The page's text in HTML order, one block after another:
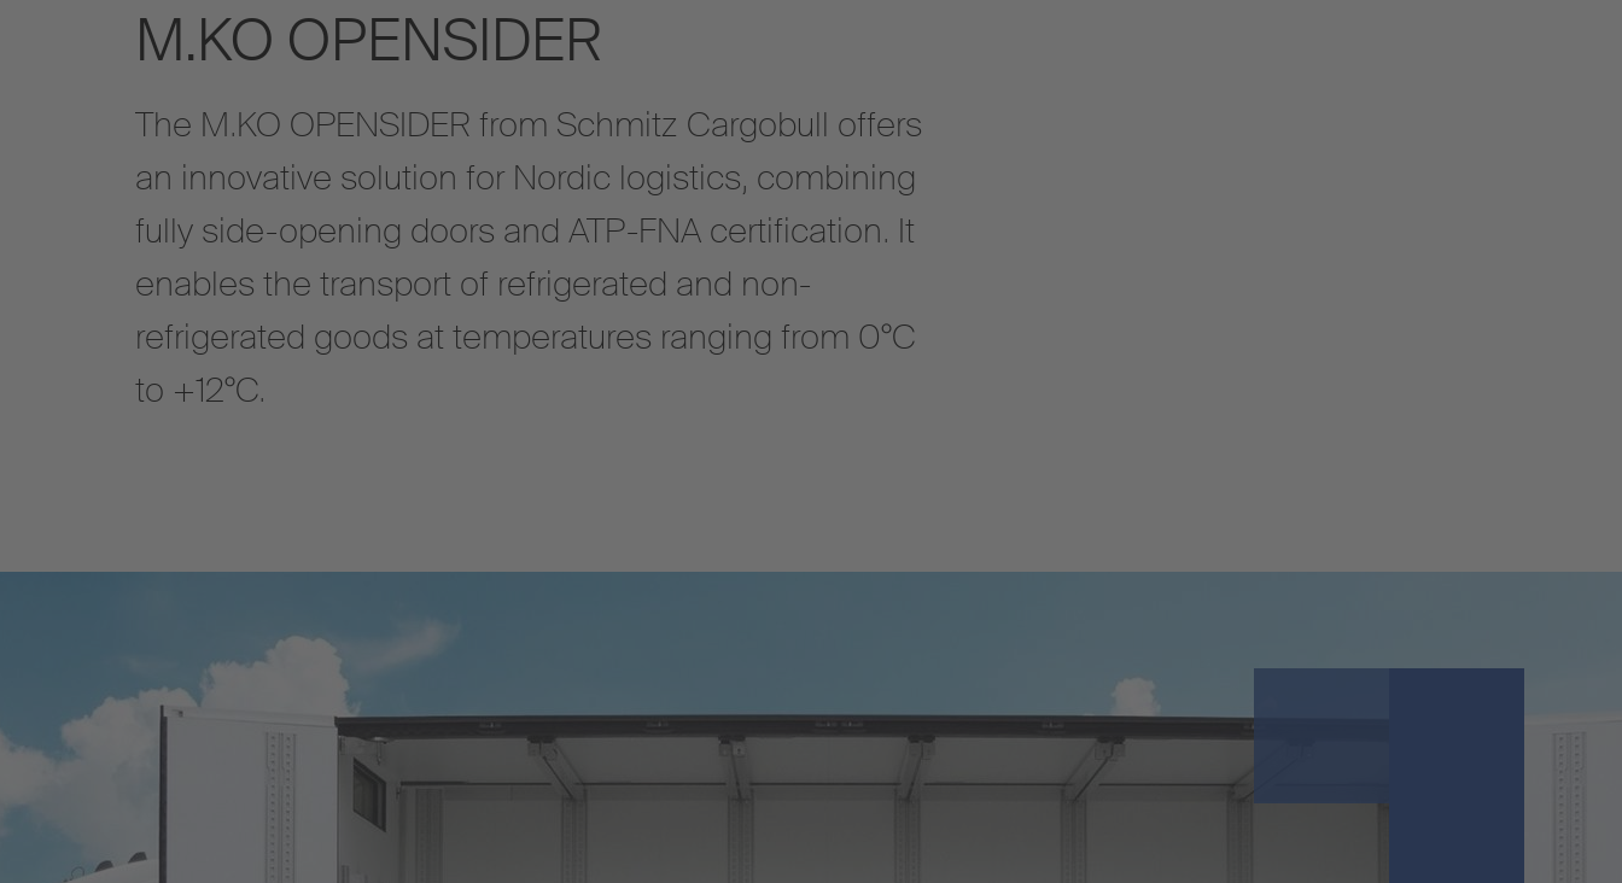
M.KO OPENSIDER
The M.KO OPENSIDER from Schmitz Cargobull offers
an innovative solution for Nordic logistics, combining
fully side-opening doors and ATP-FNA certification. It
enables the transport of refrigerated and non-
refrigerated goods at temperatures ranging from 0°C
to +12°C.